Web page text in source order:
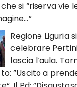
si “riserva vie
Regione Liguria
celebrare
lascia l’aula.
”Uscito a